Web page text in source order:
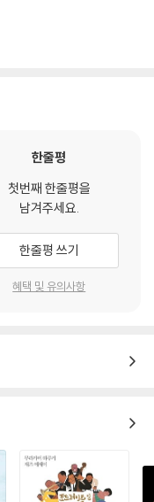
한줄평
첫번째 한줄평을
남겨주세요.
한줄평 쓰기
혜택 및 유의사항